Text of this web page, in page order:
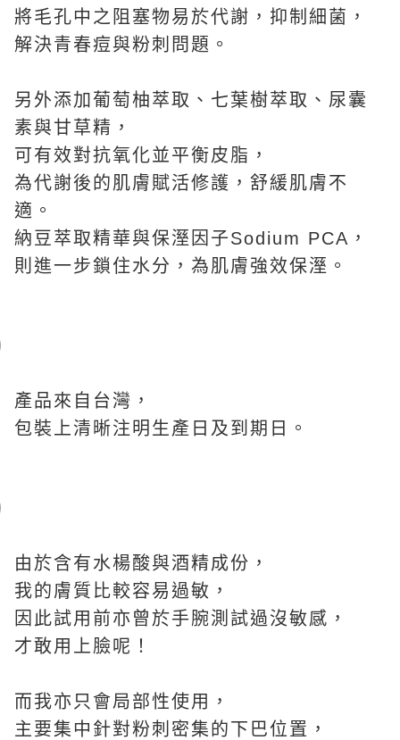
將毛孔中之阻塞物易於代謝，抑制細菌，
解決青春痘與粉刺問題。
另外添加葡萄柚萃取、七葉樹萃取、尿囊
素與甘草精，
可有效對抗氧化並平衡皮脂，
為代謝後的肌膚賦活修護，舒緩肌膚不
適。
納豆萃取精華與保溼因子Sodium PCA，
則進一步鎖住水分，為肌膚強效保溼。
產品來自台灣，
包裝上清晰注明生產日及到期日。
由於含有水楊酸與酒精成份，
我的膚質比較容易過敏，
因此試用前亦曾於手腕測試過沒敏感，
才敢用上臉呢！
而我亦只會局部性使用，
主要集中針對粉刺密集的下巴位置，